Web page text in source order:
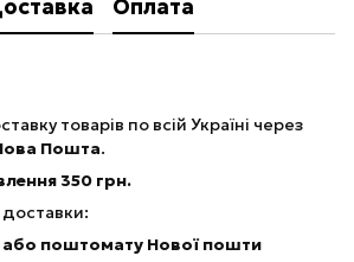
Оплата
товарів по всій Україні через
Пошта.
350 грн.
доставки:
або поштомату Нової пошти